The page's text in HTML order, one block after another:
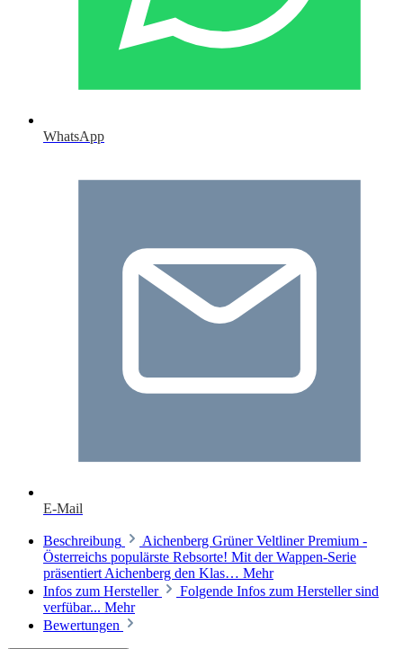
WhatsApp
E-Mail
Beschreibung
Aichenberg Grüner Veltliner Premium -
Österreichs populärste Rebsorte! Mit der Wappen-Serie
präsentiert Aichenberg den Klas… Mehr
Infos zum Hersteller
Folgende Infos zum Hersteller sind
verfübar... Mehr
Bewertungen